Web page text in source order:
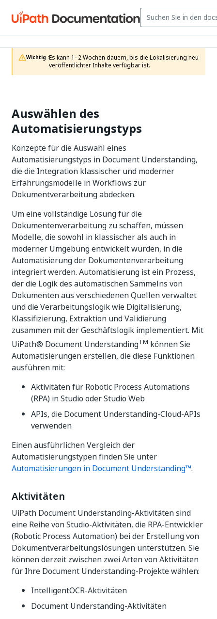
Wichtig :Es kann 1–2 Wochen dauern, bis die Lokalisierung neu
veröffentlichter Inhalte verfügbar ist.
Auswählen des
Automatisierungstyps
Konzepte für die Auswahl eines
Automatisierungstyps in Document Understanding,
die die Integration klassischer und moderner
Erfahrungsmodelle in Workflows zur
Dokumentverarbeitung abdecken.
Um eine vollständige Lösung für die
Dokumentenverarbeitung zu schaffen, müssen
Modelle, die sowohl in klassischer als auch in
moderner Umgebung entwickelt wurden, in die
Automatisierung der Dokumentenverarbeitung
integriert werden. Automatisierung ist ein Prozess,
der die Logik des automatischen Sammelns von
Dokumenten aus verschiedenen Quellen verwaltet
und die Verarbeitungslogik wie Digitalisierung,
Klassifizierung, Extraktion und Validierung
zusammen mit der Geschäftslogik implementiert. Mit
UiPath® Document UnderstandingTM können Sie
Automatisierungen erstellen, die diese Funktionen
ausführen mit:
Aktivitäten für Robotic Process Automations
(RPA) in Studio oder Studio Web
APIs, die Document Understanding-Cloud-APIs
verwenden
Einen ausführlichen Vergleich der
Automatisierungstypen finden Sie unter
Automatisierungen in Document Understanding™.
Aktivitäten
UiPath Document Understanding-Aktivitäten sind
eine Reihe von Studio-Aktivitäten, die RPA-Entwickler
(Robotic Process Automation) bei der Erstellung von
Dokumentverarbeitungslösungen unterstützen. Sie
können derzeit zwischen zwei Arten von Aktivitäten
für Ihre Document Understanding-Projekte wählen:
IntelligentOCR-Aktivitäten
Document Understanding-Aktivitäten